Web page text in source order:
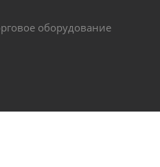
оборудование